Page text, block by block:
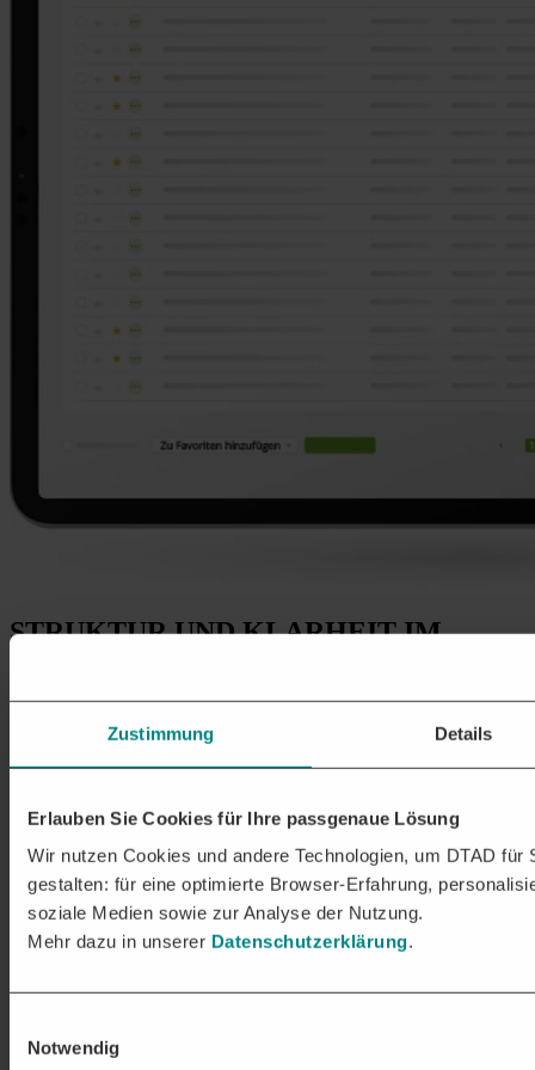
Zustimmung Details
Erlauben Sie Cookies für Ihre passgenaue Lösung
Wir nutzen Cookies und andere Technologien, um DTAD
gestalten: für eine optimierte Browser-Erfahrung,
soziale Medien sowie zur Analyse der Nutzung.
Mehr dazu in unserer Datenschutzerklärung.
Notwendig
STRUKTUR UND KLARHEITIM
Bei fehlender Struktur in Akquiseprojekten geht der Überblick leicht
teamübergreifend beim Handling Ihrer Kontakte und Aufgaben und
transparent über Workflow-Boards. Projektdiskussionen führen Sie
zentral an einem Ort. Alle Beteiligten sind jederzeit up to date.
Unverbindlich testen
Eigene Sichtbarkeit steigern